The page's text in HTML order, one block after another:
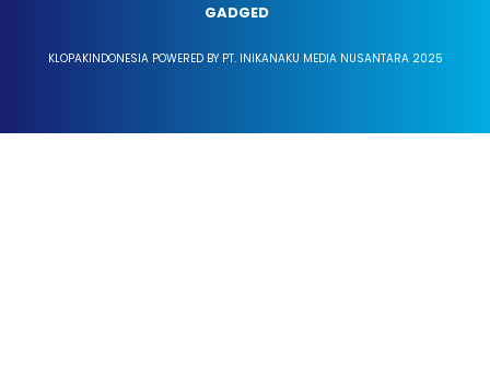
GADGED
KLOPAKINDONESIA POWERED BY PT. INIKANAKU MEDIA NUSANTARA 2025